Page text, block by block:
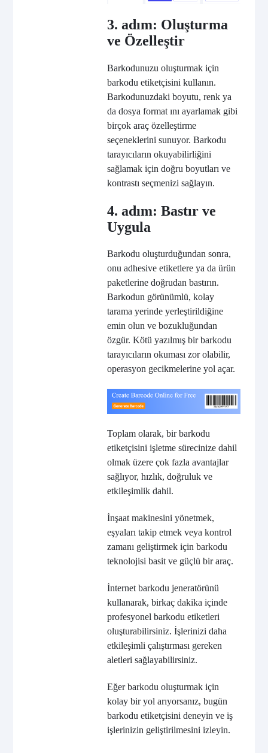
3. adım: Oluşturma
ve Özelleştir
Barkodunuzu oluşturmak için
barkodu etiketçisini kullanın.
Barkodunuzdaki boyutu, renk ya
da dosya format ını ayarlamak gibi
birçok araç özelleştirme
seçeneklerini sunuyor. Barkodu
tarayıcıların okuyabilirliğini
sağlamak için doğru boyutları ve
kontrastı seçmenizi sağlayın.
4. adım: Bastır ve
Uygula
Barkodu oluşturduğundan sonra,
onu adhesive etiketlere ya da ürün
paketlerine doğrudan bastırın.
Barkodun görünümlü, kolay
tarama yerinde yerleştirildiğine
emin olun ve bozukluğundan
özgür. Kötü yazılmış bir barkodu
tarayıcıların okuması zor olabilir,
operasyon gecikmelerine yol açar.
Toplam olarak, bir barkodu
etiketçisini işletme sürecinize dahil
olmak üzere çok fazla avantajlar
sağlıyor, hızlık, doğruluk ve
etkileşimlik dahil.
İnşaat makinesini yönetmek,
eşyaları takip etmek veya kontrol
zamanı geliştirmek için barkodu
teknolojisi basit ve güçlü bir araç.
İnternet barkodu jeneratörünü
kullanarak, birkaç dakika içinde
profesyonel barkodu etiketleri
oluşturabilirsiniz. İşlerinizi daha
etkileşimli çalıştırması gereken
aletleri sağlayabilirsiniz.
Eğer barkodu oluşturmak için
kolay bir yol arıyorsanız, bugün
barkodu etiketçisini deneyin ve iş
işlerinizin geliştirilmesini izleyin.